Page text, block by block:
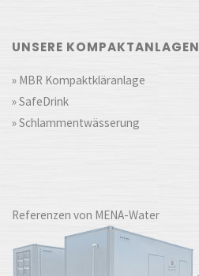
UNSERE KOMPAKTANLAGEN
» MBR Kompaktkläranlage
» SafeDrink
» Schlammentwässerung
Referenzen von MENA-Water